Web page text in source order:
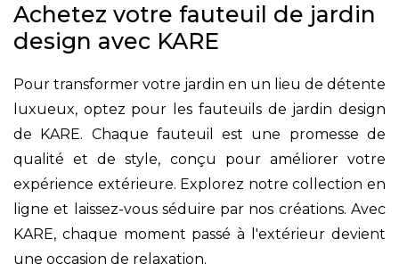
Achetez votre fauteuil de jardin
design avec KARE
Pour transformer votre jardin en un lieu de détente
luxueux, optez pour les fauteuils de jardin design
de KARE. Chaque fauteuil est une promesse de
qualité et de style, conçu pour améliorer votre
expérience extérieure. Explorez notre collection en
ligne et laissez-vous séduire par nos créations. Avec
KARE, chaque moment passé à l'extérieur devient
une occasion de relaxation.